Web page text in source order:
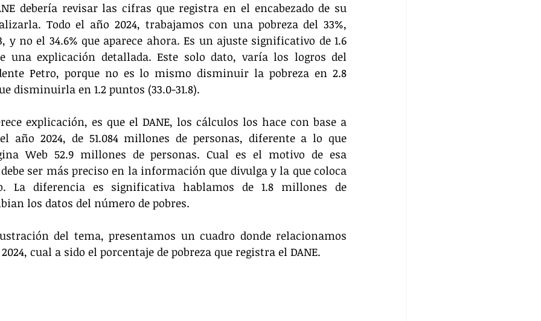
debería revisar las cifras que registra en el encabezado de su
Todo el año 2024, trabajamos con una pobreza del 33%,
y no el 34.6% que aparece ahora. Es un ajuste significativo de 1.6
una explicación detallada. Este solo dato, varía los logros del
Petro, porque no es lo mismo disminuir la pobreza en 2.8
disminuirla en 1.2 puntos (33.0-31.8).
explicación, es que el DANE, los cálculos los hace con base a
año 2024, de 51.084 millones de personas, diferente a lo que
Web 52.9 millones de personas. Cual es el motivo de esa
ser más preciso en la información que divulga y la que coloca
La diferencia es significativa hablamos de 1.8 millones de
los datos del número de pobres.
del tema, presentamos un cuadro donde relacionamos
cual a sido el porcentaje de pobreza que registra el DANE.